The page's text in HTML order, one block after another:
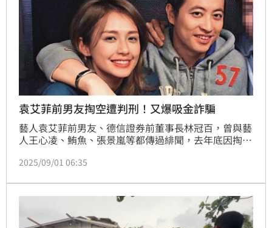
袁艾菲前男友掏空遭判刑！又爆吸金詐騙
藝人袁艾菲前男友、德信證券前董事長林冠百，曾與藝
人王心凌、鮪魚、張景嵐等都傳過緋聞，去年底因掏空
上訴中，他又捲入詐騙爭議。劉姓友人指控，林以開餐
錢，林竟說150萬元是劉還他的欠款，不肯認帳，經過
訴訟，劉才把錢拿回來。由於林最近又在揪投資，劉決
定踢爆此事，提醒大家不要上當。
2025/09/01 06:35